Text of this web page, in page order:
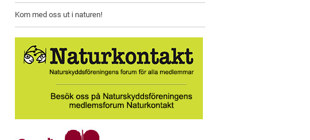
Kom med oss ut i naturen!